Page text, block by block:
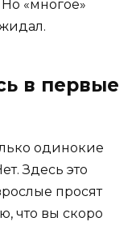
«многое»
в первые
одинокие
Здесь это
просят
что вы скоро